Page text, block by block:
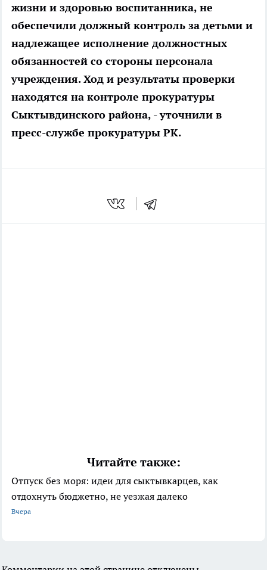
жизни и здоровью воспитанника, не
обеспечили должный контроль за детьми и
надлежащее исполнение должностных
обязанностей со стороны персонала
учреждения. Ход и результаты проверки
находятся на контроле прокуратуры
Сыктывдинского района, - уточнили в
пресс-службе прокуратуры РК.
Читайте также:
Отпуск без моря: идеи для сыктывкарцев, как
отдохнуть бюджетно, не уезжая далеко
Вчера